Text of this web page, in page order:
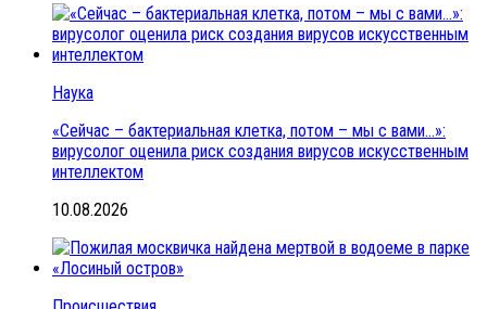
Наука
«Сейчас – бактериальная клетка, потом – мы с вами…»:
вирусолог оценила риск создания вирусов искусственным
интеллектом
10.08.2026